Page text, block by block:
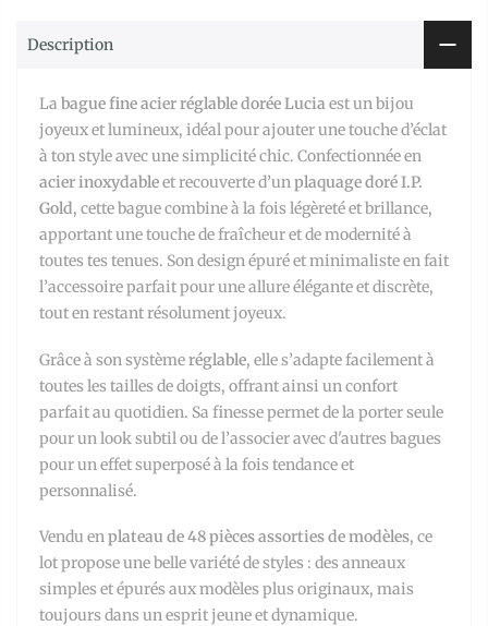
Description
La bague fine acier réglable dorée Lucia est un bijou
joyeux et lumineux, idéal pour ajouter une touche d’éclat
à ton style avec une simplicité chic. Confectionnée en
acier inoxydableet recouverte d’unplaquage doré I.P.
Gold, cette bague combine à la fois légèreté et brillance,
apportant une touche de fraîcheur et de modernité à
toutes tes tenues. Son design épuré et minimaliste en fait
l’accessoire parfait pour une allure élégante et discrète,
tout en restant résolument joyeux.
Grâce à son systèmeréglable, elle s’adapte facilement à
toutes les tailles de doigts, offrant ainsi un confort
parfait au quotidien. Sa finesse permet de la porter seule
pour un look subtil ou de l’associer avec d'autres bagues
pour un effet superposé à la fois tendance et
personnalisé.
Vendu enplateau de 48 pièces assorties de modèles, ce
lot propose une belle variété de styles : des anneaux
simples et épurés aux modèles plus originaux, mais
toujours dans un esprit jeune et dynamique.